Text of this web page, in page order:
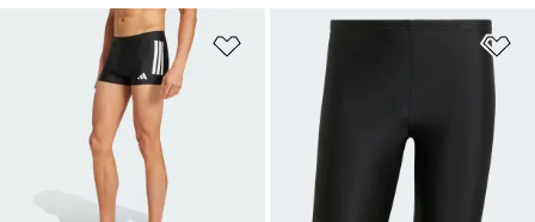
Dodaj do listy życzeń